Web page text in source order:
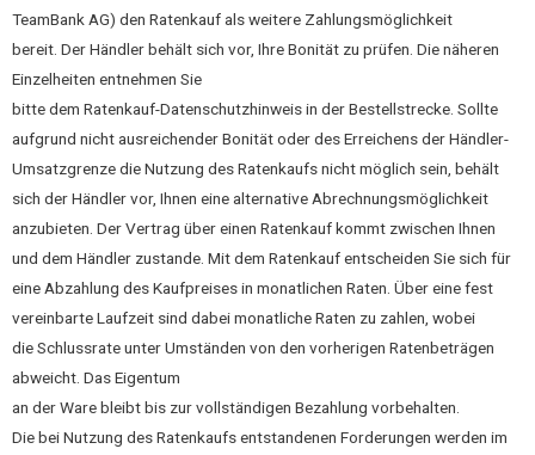
TeamBank AG) den Ratenkauf als weitere Zahlungsmöglichkeit
bereit. Der Händler behält sich vor, Ihre Bonität zu prüfen. Die näheren
Einzelheiten entnehmen Sie
bitte dem Ratenkauf-Datenschutzhinweis in der Bestellstrecke. Sollte
aufgrund nicht ausreichender Bonität oder des Erreichens der Händler-
Umsatzgrenze die Nutzung des Ratenkaufs nicht möglich sein, behält
sich der Händler vor, Ihnen eine alternative Abrechnungsmöglichkeit
anzubieten. Der Vertrag über einen Ratenkauf kommt zwischen Ihnen
und dem Händler zustande. Mit dem Ratenkauf entscheiden Sie sich für
eine Abzahlung des Kaufpreises in monatlichen Raten. Über eine fest
vereinbarte Laufzeit sind dabei monatliche Raten zu zahlen, wobei
die Schlussrate unter Umständen von den vorherigen Ratenbeträgen
abweicht. Das Eigentum
an der Ware bleibt bis zur vollständigen Bezahlung vorbehalten.
Die bei Nutzung des Ratenkaufs entstandenen Forderungen werden im